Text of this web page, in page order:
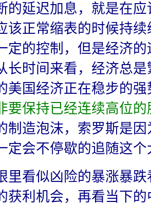
的延迟加息，就是在
该正常缩表的时候持
定的控制，但是经济
长时间来看，经济总
美国经济正在稳步的强
要保持已经连续高位
制造泡沫，索罗斯是
定会不停歇的追随这
里看似凶险的暴涨暴
获利机会，再看当下